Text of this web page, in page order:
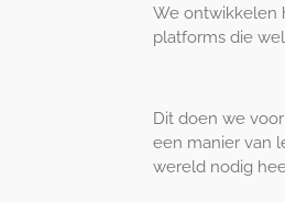
We ontwikkelen
platforms die
Dit doen we
een manier van
wereld nodig